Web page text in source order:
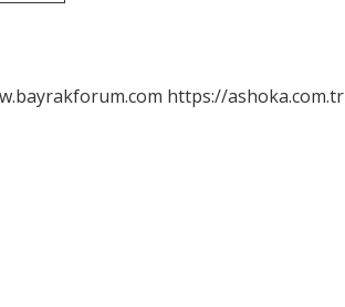
https://ashoka.com.tr